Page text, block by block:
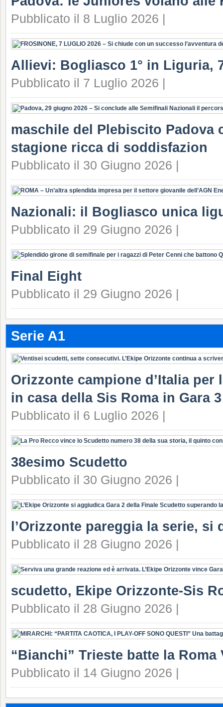
Pubblicato il 8 Luglio 2026 |
Allievi: Bogliasco 1° in Liguria,
Pubblicato il 7 Luglio 2026 |
maschile del Plebiscito Padova
stagione ricca di soddisfazion
Pubblicato il 30 Giugno 2026 |
Nazionali: il Bogliasco unica
Pubblicato il 29 Giugno 2026 |
Final Eight
Pubblicato il 29 Giugno 2026 |
Serie A1
Orizzonte campione d’Italia per
in casa della Sis Roma in Gara
Pubblicato il 6 Luglio 2026 |
38esimo Scudetto
Pubblicato il 30 Giugno 2026 |
l’Orizzonte pareggia la serie,
Pubblicato il 28 Giugno 2026 |
scudetto, Ekipe Orizzonte-Sis
Pubblicato il 28 Giugno 2026 |
“Bianchi” Trieste batte la Roma
Pubblicato il 14 Giugno 2026 |